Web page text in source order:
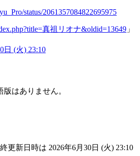
status/2061357084822695975
真祖リオナ&oldid=13649 」
日 (火) 23:10
はありません。
更新日時は 2026年6月30日 (火) 23:10